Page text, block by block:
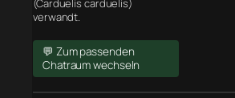
(Carduelis carduelis)
verwandt.
💬 Zum passenden
Chatraum wechseln